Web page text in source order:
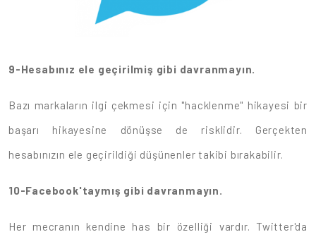
9-Hesabınız ele geçirilmiş gibi davranmayın.
Bazı markaların ilgi çekmesi için "hacklenme" hikayesi bir
başarı hikayesine dönüşse de risklidir. Gerçekten
hesabınızın ele geçirildiği düşünenler takibi bırakabilir.
10-Facebook'taymış gibi davranmayın.
Her mecranın kendine has bir özelliği vardır. Twitter'da